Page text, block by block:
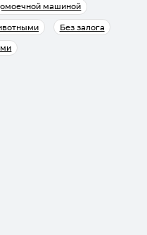
машиной
Без залога